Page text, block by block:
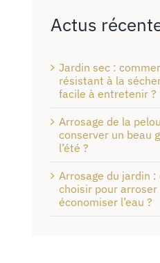
Actus
Jardin sec :
résistant à la
facile à entretenir ?
Arrosage de la
conserver un beau
l’été ?
Arrosage du jardin
choisir pour
économiser l’eau ?